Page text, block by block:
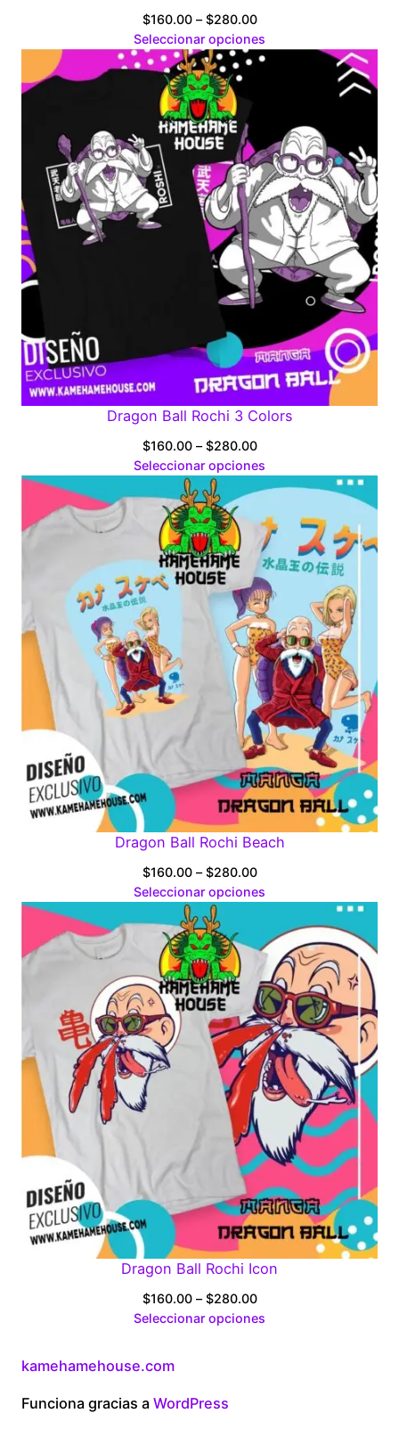
$160.00 – $280.00Price
range:
$160.00
Seleccionar opciones
Dragon Ball Rochi 3 Colors
$160.00 – $280.00Price
range:
$160.00
$280.00
Seleccionar opciones
Dragon Ball Rochi Beach
$160.00 – $280.00Price
range:
through
$280.00
Seleccionar opciones
Dragon Ball Rochi Icon
$160.00 – $280.00Price
range:
Seleccionar opciones
kamehamehouse.com
Funciona gracias a WordPress